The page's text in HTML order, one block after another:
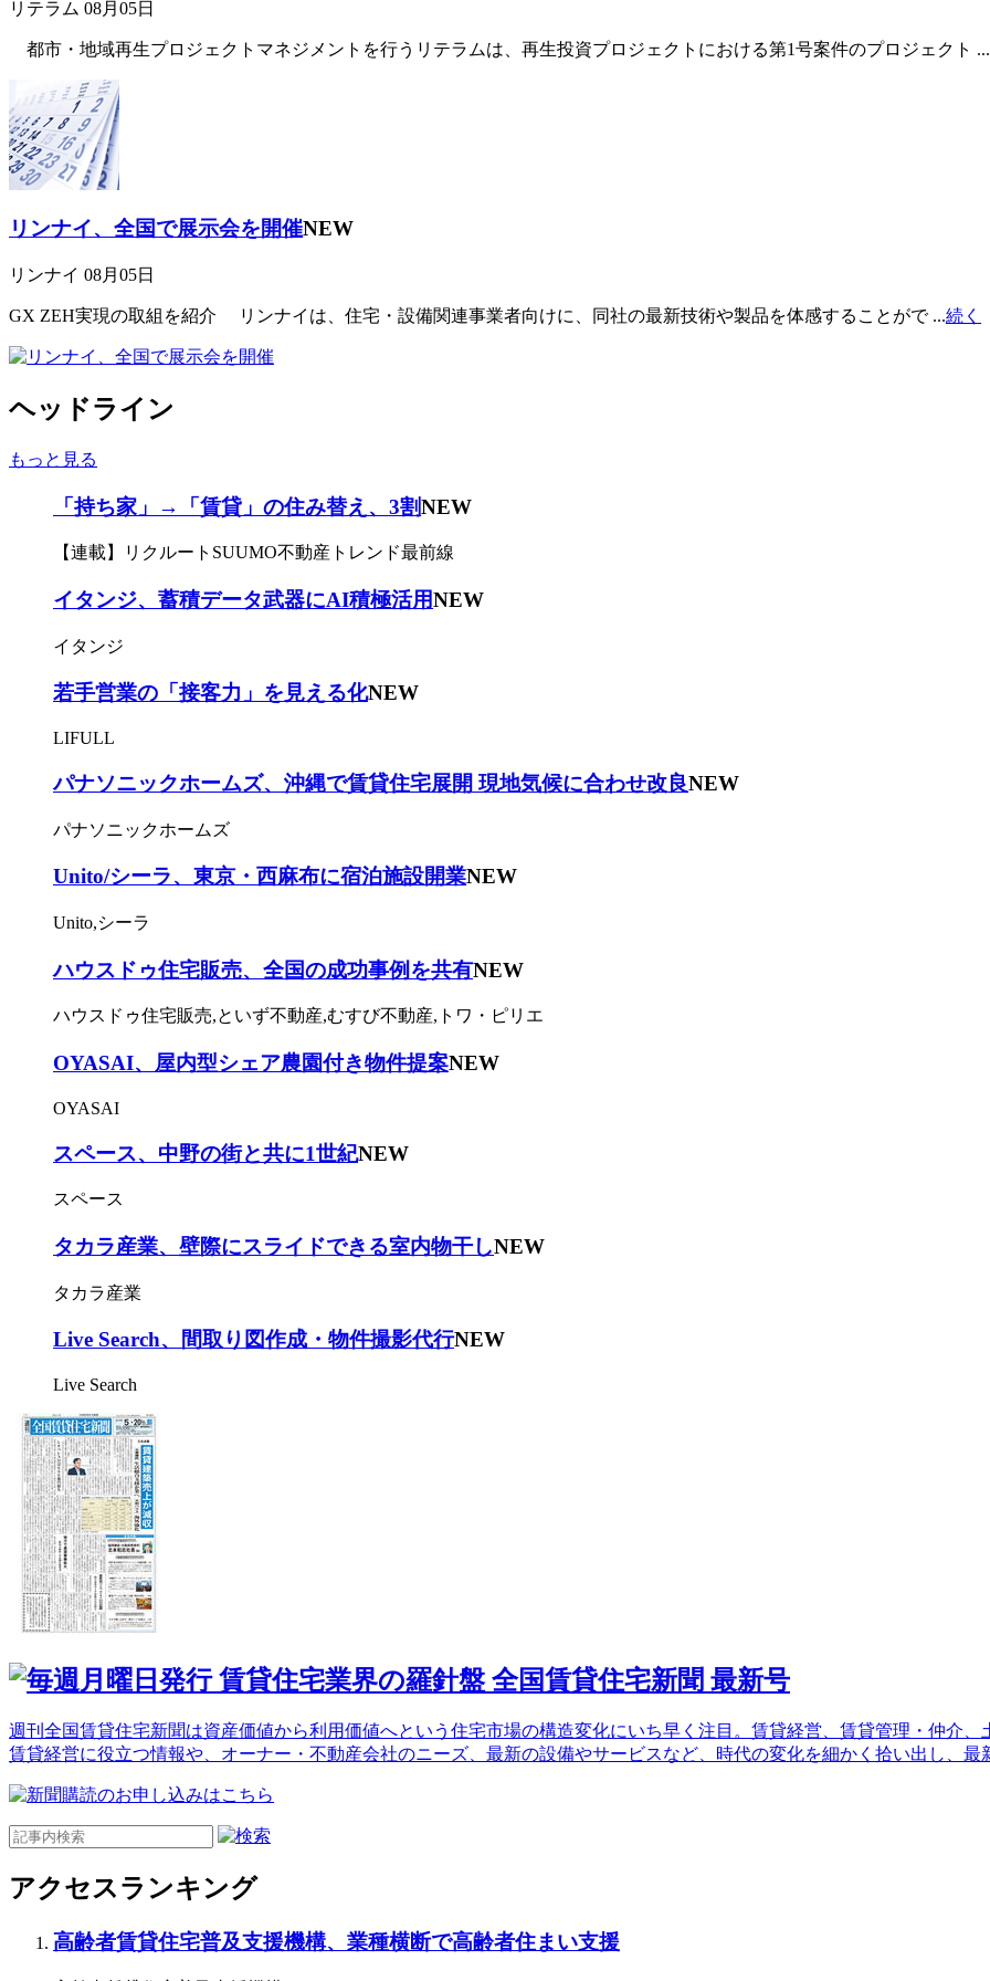
リテラム 08月05日
都市・地域再生プロジェクトマネジメントを行うリテラムは、再生投資プロジェクトにおける第1号案件のプロジェクト ...
リンナイ、全国で展示会を開催NEW
リンナイ 08月05日
GX ZEH実現の取組を紹介 リンナイは、住宅・設備関連事業者向けに、同社の最新技術や製品を体感することがで ...続く
ヘッドライン
もっと見る
「持ち家」→「賃貸」の住み替え、3割NEW
【連載】リクルートSUUMO不動産トレンド最前線
イタンジ、蓄積データ武器にAI積極活用NEW
イタンジ
若手営業の「接客力」を見える化NEW
LIFULL
パナソニックホームズ、沖縄で賃貸住宅展開 現地気候に合わせ改良NEW
パナソニックホームズ
Unito/シーラ、東京・西麻布に宿泊施設開業NEW
Unito,シーラ
ハウスドゥ住宅販売、全国の成功事例を共有NEW
ハウスドゥ住宅販売,といず不動産,むすび不動産,トワ・ピリエ
OYASAI、屋内型シェア農園付き物件提案NEW
OYASAI
スペース、中野の街と共に1世紀NEW
スペース
タカラ産業、壁際にスライドできる室内物干しNEW
タカラ産業
Live Search、間取り図作成・物件撮影代行NEW
Live Search
週刊全国賃貸住宅新聞は資産価値から利用価値へという住宅市場の構造変化にいち早く注目。賃貸経営、賃貸管理・仲介
賃貸経営に役立つ情報や、オーナー・不動産会社のニーズ、最新の設備やサービスなど、時代の変化を細かく拾い出し、最
アクセスランキング
高齢者賃貸住宅普及支援機構、業種横断で高齢者住まい支援